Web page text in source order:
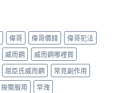
偉哥 偉哥價錢
偉哥犯法
威而鋼
威而鋼哪裡買
屈臣氏威而鋼
常見副作用
按需服用 早洩